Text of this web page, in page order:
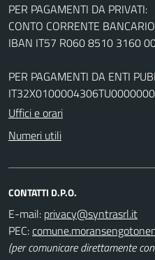
PER PAGAMENTI DA PRIVATI:
CONTO CORRENTE
IBAN IT57 R060 8510 3160
PER PAGAMENTI DA ENTI
Uffici e orari
Numeri utili
CONTATTI D.P.O.
E-mail:
PEC:
(per comunicare direttamente